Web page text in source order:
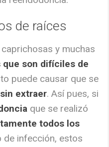
de raíces
y muchas
son difíciles de
puede causar que se
extraer. Así pues, si
que se realizó
todos los
de infección, estos